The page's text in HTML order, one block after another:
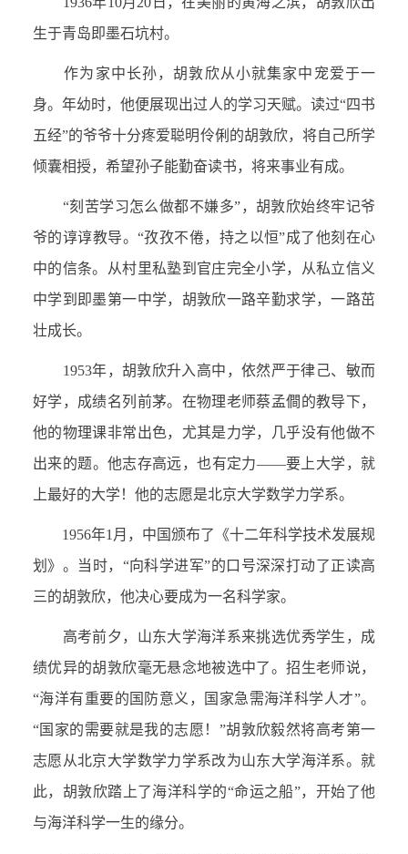
生于青岛即墨石坑村。
作为家中长孙，胡敦欣从小就集家中宠爱于一
身。年幼时，他便展现出过人的学习天赋。读过“四书
五经”的爷爷十分疼爱聪明伶俐的胡敦欣，将自己所学
倾囊相授，希望孙子能勤奋读书，将来事业有成。
“刻苦学习怎么做都不嫌多”，胡敦欣始终牢记爷
爷的谆谆教导。“孜孜不倦，持之以恒”成了他刻在心
中的信条。从村里私塾到官庄完全小学，从私立信义
中学到即墨第一中学，胡敦欣一路辛勤求学，一路茁
壮成长。
1953年，胡敦欣升入高中，依然严于律己、敏而
好学，成绩名列前茅。在物理老师蔡孟僴 的教导下，
他的物理课非常出色，尤其是力学，几乎没有他做不
出来的题。他志存高远，也有定力——要上大学，就
上最好的大学！他的志愿是北京大学数学力学系。
1956年1 月，中国颁布了《十二年科学技术发展规
划》。当时，“向科学进军”的口号深深打动了正读高
三的胡敦欣，他决心要成为一名科学家。
高考前夕，山东大学海洋系来挑选优秀学生，成
绩优异的胡敦欣毫无悬念地被选中了。招生老师说，
“海洋有重要的国防意义，国家急需海洋科学人才”。
“国家的需要就是我的志愿！”胡敦欣毅然将高考第一
志愿从北京大学数学力学系改为山东大学海洋系。就
此，胡敦欣踏上了海洋科学的“命运之船”，开始了他
与海洋科学一生的缘分。